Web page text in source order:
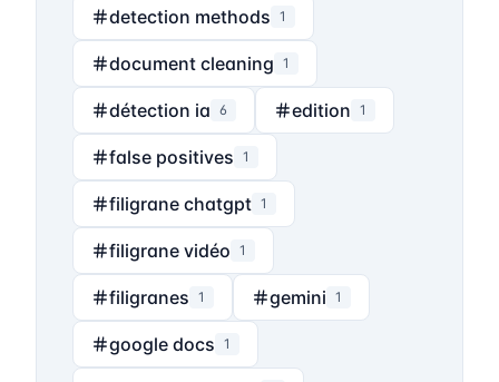
detection methods 1
document cleaning 1
détection ia 6 edition 1
false positives 1
filigrane chatgpt 1
filigrane vidéo 1
filigranes 1 gemini 1
google docs 1